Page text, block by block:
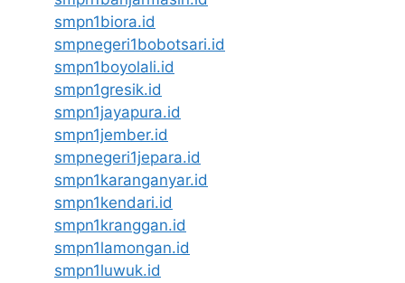
smpn1biora.id
smpnegeri1bobotsari.id
smpn1boyolali.id
smpn1gresik.id
smpn1jayapura.id
smpn1jember.id
smpnegeri1jepara.id
smpn1karanganyar.id
smpn1kendari.id
smpn1kranggan.id
smpn1lamongan.id
smpn1luwuk.id